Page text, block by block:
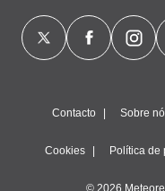
Contacto Sobre
Cookies Política de
© 2026